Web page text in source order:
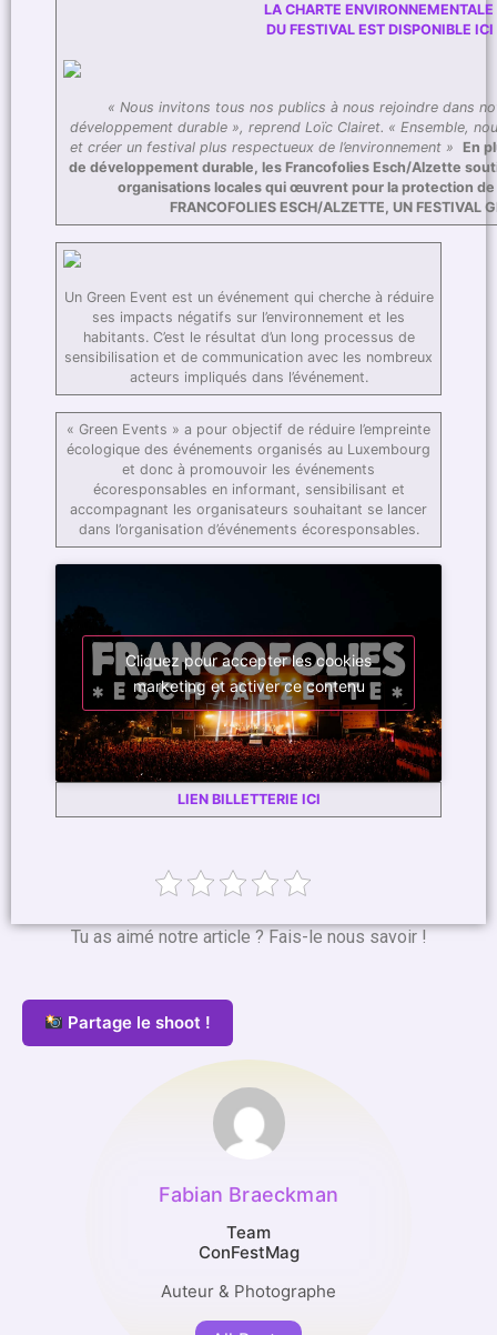
LA CHARTE ENVIRONNEMENTALE
DU FESTIVAL EST DISPONIBLE ICI
« Nous invitons tous nos publics à nous rejoindre dans
développement durable », reprend Loïc Clairet. « Ensemble,
et créer un festival plus respectueux de l’environnement »
En
de développement durable, les Francofolies Esch/Alzette
organisations locales qui œuvrent pour la protection de
FRANCOFOLIES ESCH/ALZETTE, UN FESTIVAL
Un Green Event est un événement qui cherche à réduire
ses impacts négatifs sur l’environnement et les
habitants. C’est le résultat d’un long processus de
sensibilisation et de communication avec les nombreux
acteurs impliqués dans l’événement.­
« Green Events » a pour objectif de réduire l’empreinte
écologique des événements organisés au Luxembourg
et donc à promouvoir les événements
écoresponsables en informant, sensibilisant et
accompagnant les organisateurs souhaitant se lancer
dans l’organisation d’événements écoresponsables.
Cliquez pour accepter les cookies
marketing et activer ce contenu
LIEN BILLETTERIE ICI
Tu as aimé notre article ? Fais-le nous savoir !
Partage le shoot !
Fabian Braeckman
Team
ConFestMag
Auteur & Photographe